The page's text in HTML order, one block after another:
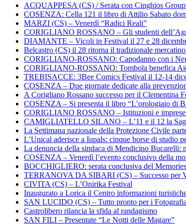
ACQUAPPESA (CS) / Serata con Cinghios
COSENZA: Cella 121 il libro di Attilio Sabato
MARZI (CS) – Venerdì “Radici Reali”
CORIGLIANO ROSSANO – Gli studenti
DIAMANTE – Vicoli in Festival il 27 e 28
Belcastro (CS) il 28 ritorna il tradizionale
CORIGLIANO-ROSSANO: Capodanno con i
CORIGLIANO-ROSSANO: Tombola benefica
TREBISACCE: 3Bee Comics Festival il 12-14
COSENZA – Due giornate dedicate alla
A Corigliano Rossano successo per il Clementina
COSENZA – Si presenta il libro “L’orologiaio di
CORIGLIANO ROSSANO – Istituzioni e imprese
CAMIGLIATELLO SILANO – L’11 e il 12 la
La Settimana nazionale della Protezione Civile
L’Unical aderisce a Iupals: cinque borse di studio
La denuncia della sindaca di Mendicino Bucarelli:
COSENZA – Venerdì l’evento conclusivo della
BOCCHIGLIERO: serata conclusiva del
TERRANOVA DA SIBARI (CS) – Successo per
CIVITA (CS) – L’Onirika Festival
Inaugurato a Lorica il Centro informazioni
SAN LUCIDO (CS) – Tutto pronto per i
Castrolibero rilancia la sfida al randagismo
SAN FILI – Presentate “Le Notti delle Magare”